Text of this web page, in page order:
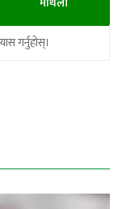
गर्नुहोस्।